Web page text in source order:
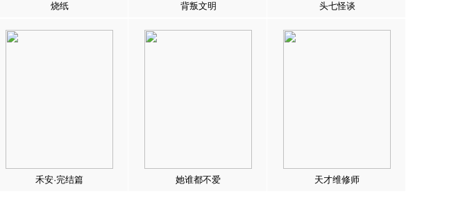
烧纸 背叛文明 头七怪谈
禾安·完结篇 她谁都不爱 天才维修师